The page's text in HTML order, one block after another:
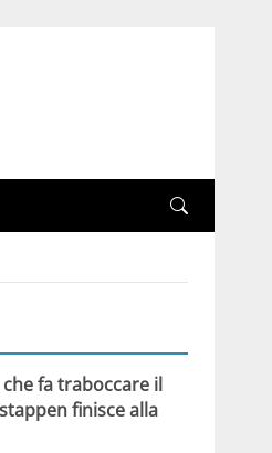
che fa traboccare il
finisce alla